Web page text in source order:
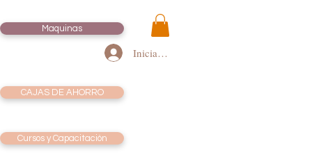
Maquinas
Iniciar sesión
CAJAS DE AHORRO
Cursos y Capacitación